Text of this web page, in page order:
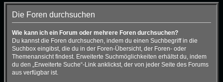
Die Foren durchsuchen
Wie kann ich ein Forum oder mehrere Foren durchsuchen?
Du kannst die Foren durchsuchen, indem du einen Suchbegriff in die
Suchbox eingibst, die du in der Foren-Übersicht, der Foren- oder
Themenansicht findest. Erweiterte Suchmöglichkeiten erhältst du, indem
du den „Erweiterte Suche“-Link anklickst, der von jeder Seite des Forums
aus verfügbar ist.